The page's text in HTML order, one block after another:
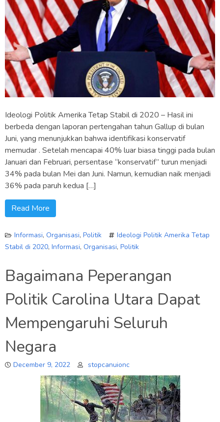
Ideologi Politik Amerika Tetap Stabil di 2020 – Hasil ini
berbeda dengan laporan pertengahan tahun Gallup di bulan
Juni, yang menunjukkan bahwa identifikasi konservatif
memudar . Setelah mencapai 40% luar biasa tinggi pada bulan
Januari dan Februari, persentase “konservatif” turun menjadi
34% pada bulan Mei dan Juni. Namun, kemudian naik menjadi
36% pada paruh kedua […]
Read More
Informasi, Organisasi, Politik
Ideologi Politik Amerika Tetap
Stabil di 2020, Informasi, Organisasi, Politik
Bagaimana Peperangan
Politik Carolina Utara Dapat
Mempengaruhi Seluruh
Negara
December 9, 2022 stopcanuionc